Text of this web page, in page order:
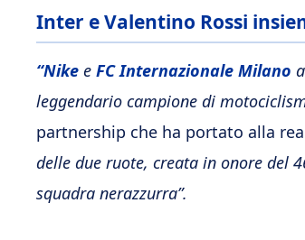
Inter e Valentino Rossi
“Nike e FC Internazionale Milano
leggendario campione di
partnership che ha portato alla
delle due ruote, creata in onore del
squadra nerazzurra”.